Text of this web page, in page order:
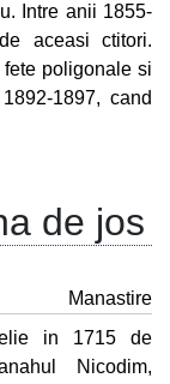
Intre anii 1855-
aceasi ctitori.
poligonale si
1897, cand
de jos
Manastire
in 1715 de
Nicodim,